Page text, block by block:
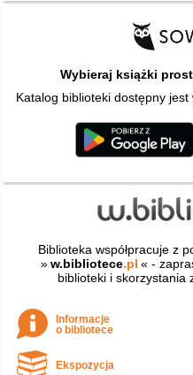
Wybieraj książki
Katalog biblioteki dostępny
Biblioteka współpracuje z
» w.bibliotece.pl « -
biblioteki i skorzystania
Informacje
o bibliotece
Ekspozycja